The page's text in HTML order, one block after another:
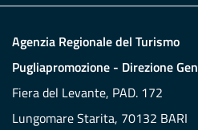
Agenzia Regionale del Turismo
Pugliapromozione - Direzione
Fiera del Levante, PAD. 172
Lungomare Starita, 70132 BARI